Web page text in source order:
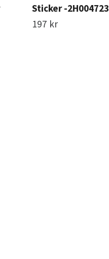
Sticker -2H004723
197 kr